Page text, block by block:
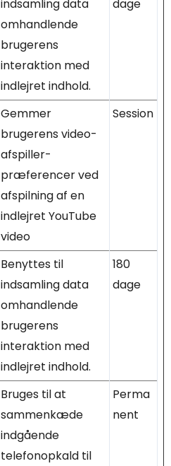
indsamling data
omhandlende
brugerens
interaktion med
indlejret indhold.
dage
Gemmer
brugerens video-
afspiller-
præferencer ved
afspilning af en
indlejret YouTube
video
Session
Benyttes til
indsamling data
omhandlende
brugerens
interaktion med
indlejret indhold.
180
dage
Bruges til at
sammenkæde
indgående
telefonopkald til
Perma
nent